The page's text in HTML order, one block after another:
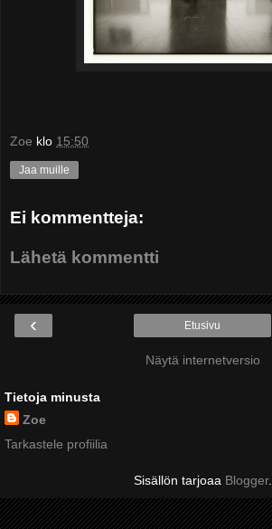
Zoe klo 15:50
Jaa muille
Ei kommentteja:
Lähetä kommentti
‹ Etusivu
Näytä internetversio
Tietoja minusta
Zoe
Tarkastele profiilia
Sisällön tarjoaa Blogger.